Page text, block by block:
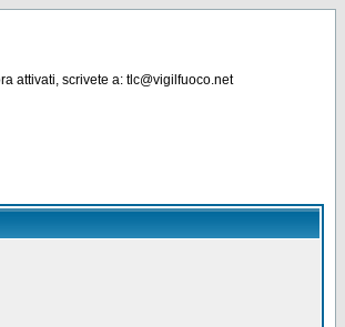
attivati, scrivete a: tlc@vigilfuoco.net